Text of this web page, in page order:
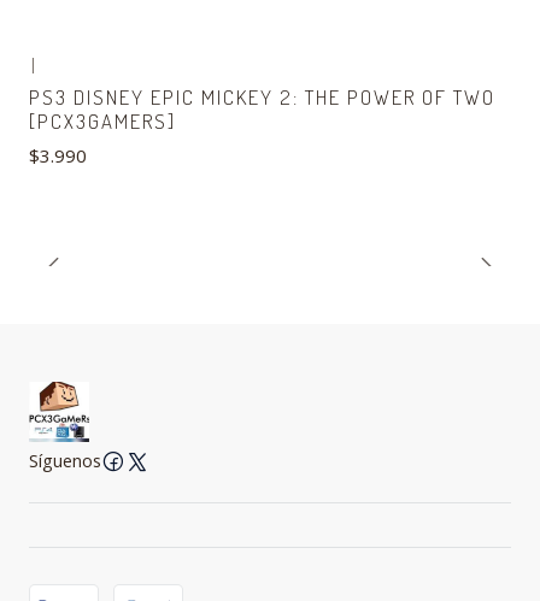
|
PS3 DISNEY EPIC MICKEY 2: THE POWER OF TWO
[PCX3GAMERS]
$3.990
Síguenos